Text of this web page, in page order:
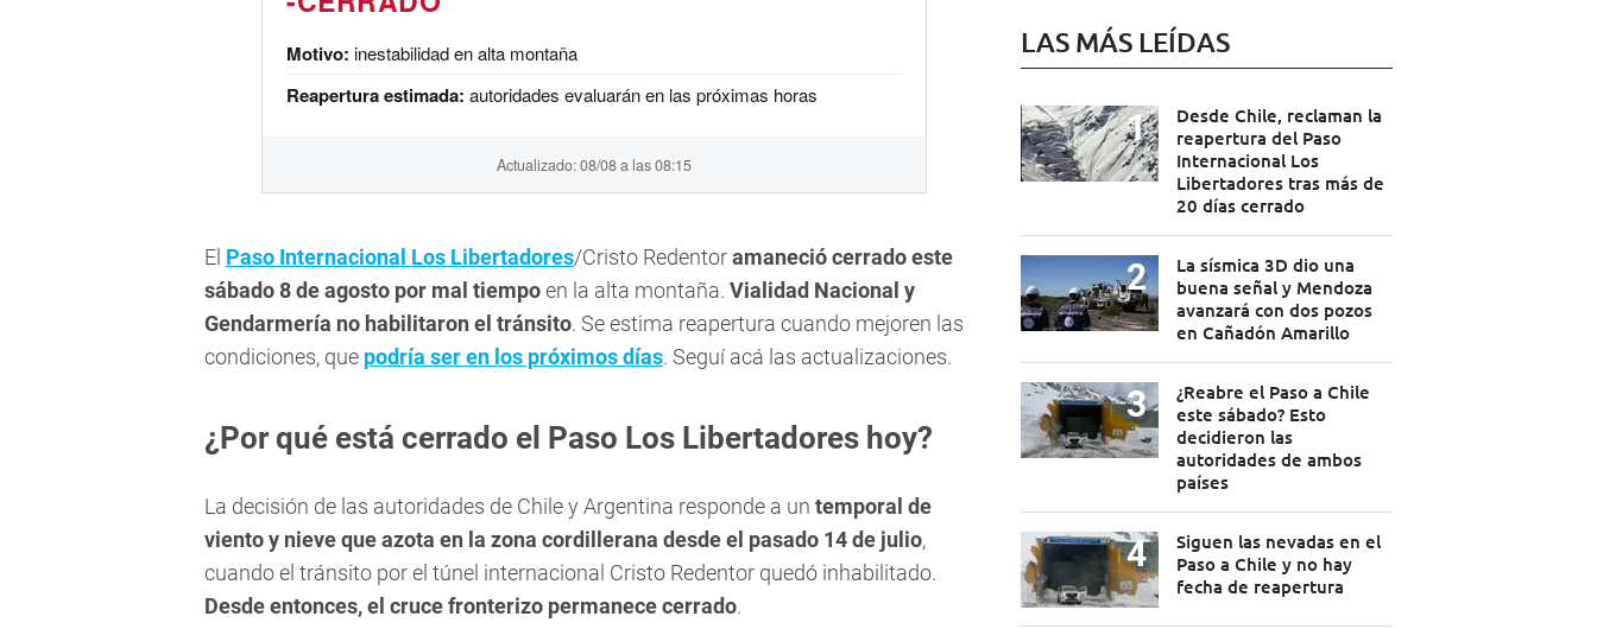
Motivo: inestabilidad en alta montaña
Reapertura estimada: autoridades evaluarán en las próximas horas
Actualizado: 08/08 a las 08:15
El Paso Internacional Los Libertadores/Cristo Redentoramaneció cerrado este
sábado 8 de agosto por mal tiempoen la alta montaña. Vialidad Nacional y
Gendarmería no habilitaron el tránsito. Se estima reapertura cuando mejoren las
condiciones, que podría ser en los próximos días. Seguí acá las actualizaciones.
¿Por qué está cerrado el Paso Los Libertadores hoy?
La decisión de las autoridades de Chile y Argentina responde a un temporal de
viento y nieve que azota en la zona cordillerana desde el pasado 14 de julio,
cuando el tránsito por el túnel internacional Cristo Redentor quedó inhabilitado.
Desde entonces, el cruce fronterizo permanece cerrado.
LAS MÁS LEÍDAS
Desde Chile, reclaman la
reapertura del Paso
Internacional Los
Libertadores tras más de
20 días cerrado
La sísmica 3D dio una
buena señal y Mendoza
avanzará con dos pozos
en Cañadón Amarillo
¿Reabre el Paso a Chile
este sábado? Esto
decidieron las
autoridades de ambos
países
Siguen las nevadas en el
Paso a Chile y no hay
fecha de reapertura